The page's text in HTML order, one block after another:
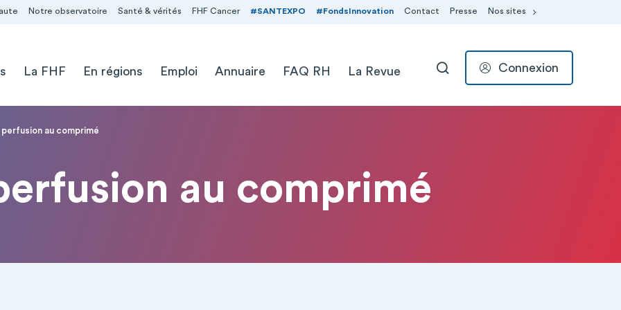
Notre observatoire Santé & vérités FHF Cancer #SANTEXPO #FondsInnovation Contact Presse Nos sites
La FHF En régions Emploi Annuaire FAQ RH La Revue RECHERCHER
Connexion
perfusion au comprimé
au comprimé